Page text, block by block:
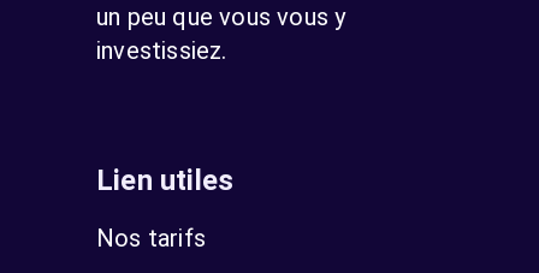
un peu que vous vous y
investissiez.
Lien utiles
Nos tarifs